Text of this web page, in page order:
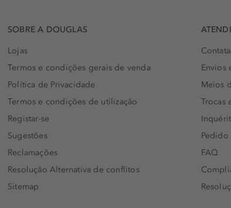
SOBRE A DOUGLAS
Lojas
Termos e condições gerais de venda
Política de Privacidade
Termos e condições de utilização
Registar-se
Sugestões
Reclamações
Resolução Alternativa de conflitos
Sitemap
Envios
Meios
Trocas
FAQ